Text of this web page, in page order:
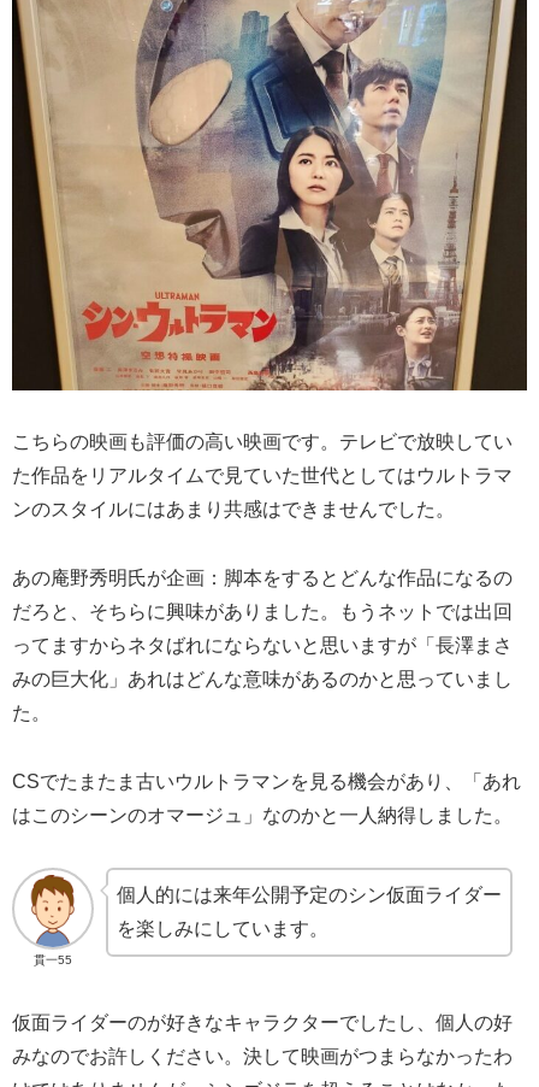
こちらの映画も評価の高い映画です。テレビで放映してい
た作品をリアルタイムで見ていた世代としてはウルトラマ
ンのスタイルにはあまり共感はできませんでした。
あの庵野秀明氏が企画：脚本をするとどんな作品になるの
だろと、そちらに興味がありました。もうネットでは出回
ってますからネタばれにならないと思いますが「長澤まさ
みの巨大化」あれはどんな意味があるのかと思っていまし
た。
CSでたまたま古いウルトラマンを見る機会があり、「あれ
はこのシーンのオマージュ」なのかと一人納得しました。
貫一55
個人的には来年公開予定のシン仮面ライダー
を楽しみにしています。
仮面ライダーのが好きなキャラクターでしたし、個人の好
みなのでお許しください。決して映画がつまらなかったわ